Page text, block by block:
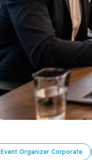
Event Organizer Corporate